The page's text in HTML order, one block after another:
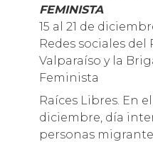
FEMINISTA
15 al 21 de
Redes sociales
Valparaíso y la
Feminista
Raíces Libres. En
diciembre, día
personas